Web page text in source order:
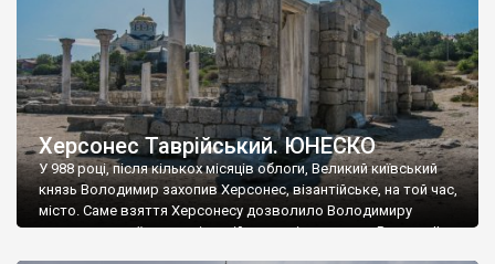
Херсонес Таврійський. ЮНЕСКО
У 988 році, після кількох місяців облоги, Великий київський
князь Володимир захопив Херсонес, візантійське, на той час,
місто. Саме взяття Херсонесу дозволило Володимиру
диктувати свої умови візантійському імператору Василю ІІ, та